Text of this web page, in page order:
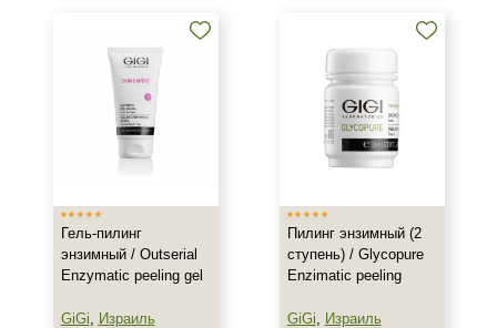
Гель-пилинг
энзимный / Outserial
Enzymatic peeling gel
GiGi, Израиль
Пилинг энзимный (2
ступень) / Glycopure
Enzimatic peeling
GiGi, Израиль